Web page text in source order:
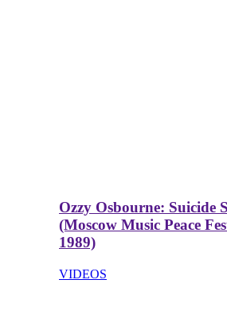
Ozzy Osbourne: Suicide
(Moscow Music Peace
1989)
VIDEOS